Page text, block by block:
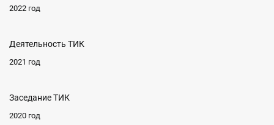
2022 год
Деятельность ТИК
2021 год
Заседание ТИК
2020 год